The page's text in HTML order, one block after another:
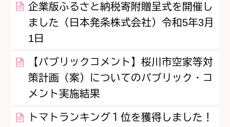
企業版ふるさと納税寄附贈呈式を開催し
ました（日本発条株式会社）令和5年3月
1日
【パブリックコメント】桜川市空家等対
策計画（案）についてのパブリック・コ
メント実施結果
トマトランキング１位を獲得しました！